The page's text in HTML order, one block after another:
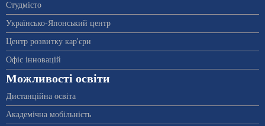
Студмісто
Українсько-Японський центр
Центр розвитку кар'єри
Офіс інновацій
Можливості освіти
Дистанційна освіта
Академічна мобільність